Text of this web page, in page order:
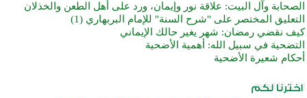
الصحابة وآل البيت: علاقة نور وإيمان، ورد على أهل الطعن والخذلان
التعليق المختصر على "شرح السنة" للإمام البربهاري (1)
كيف نقضي رمضان: شهر يغير حالك الإيماني
التضحية في سبيل الله: أهمية الأضحية
أحكام شعيرة الأضحية